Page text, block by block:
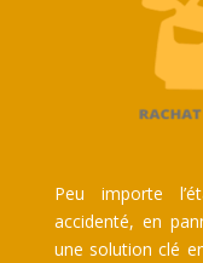
Peu importe
accidenté, en
une solution clé